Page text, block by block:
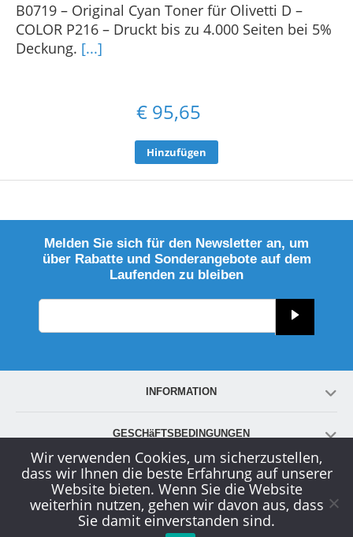
B0719 – Original Cyan Toner für Olivetti D –
COLOR P216 – Druckt bis zu 4.000 Seiten bei 5%
Deckung. [...]
€ 95,65
Hinzufügen
Melden Sie sich für den Newsletter an, um
über Rabatte und Sonderangebote auf dem
Laufenden zu bleiben
INFORMATION
GESCHäFTSBEDINGUNGEN
KONTO
KUNDENDIENST
Wir verwenden Cookies, um sicherzustellen,
dass wir Ihnen die beste Erfahrung auf unserer
Website bieten. Wenn Sie die Website
weiterhin nutzen, gehen wir davon aus, dass
Sie damit einverstanden sind.